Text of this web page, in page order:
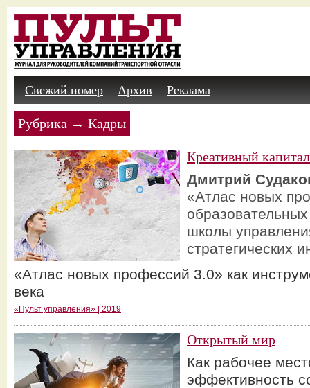
Свежий номер Архив Реклама
Рубрика → Кадры
Креативный капитал
Дмитрий
«Атлас новых
школы
стратегических
«Атлас новых профессий 3.0» как
века
«Пульт управления» | 2019
Открытый мир
Как рабочее
эффективность